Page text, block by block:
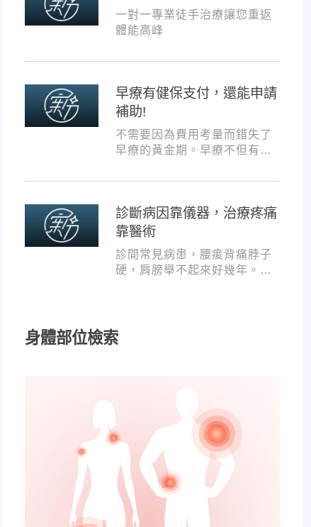
一對一專業徒手治療讓您重返
體能高峰
早療有健保支付，還能申請
補助!
不需要因為費用考量而錯失了
早療的黃金期。早療不但有健
與療育訓練補助，把握資源，
診斷病因靠儀器，治療疼痛
靠醫術
診間常見病患，腰痠背痛脖子
硬，肩膀舉不起來好幾年。試
身體部位檢索